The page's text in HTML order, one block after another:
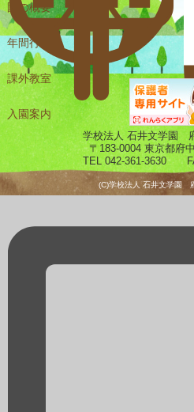
園の概要
年間行事
課外教室
入園案内
学校法人 石井文学園
〒183-0004 東京都府
TEL 042-361-3630
(C)学校法人 石井文学園